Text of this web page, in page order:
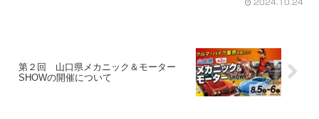
2024.10.24
第２回 山口県メカニック＆モーター
SHOWの開催について